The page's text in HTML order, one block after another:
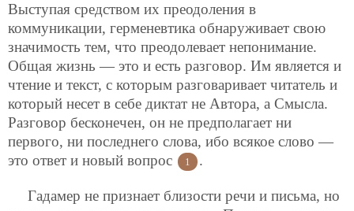
Выступая средством их преодоления в
коммуникации, герменевтика обнаруживает свою
значимость тем, что преодолевает непонимание.
Общая жизнь — это и есть разговор. Им является и
чтение и текст, с которым разговаривает читатель и
который несет в себе диктат не Автора, а Смысла.
Разговор бесконечен, он не предполагает ни
первого, ни последнего слова, ибо всякое слово —
это ответ и новый вопрос
1 .
Гадамер не признает близости речи и письма, но